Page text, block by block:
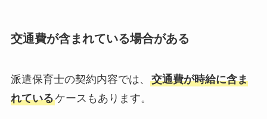
交通費が含まれている場合がある
派遣保育士の契約内容では、 交通費が時給に含ま
れているケースもあります。